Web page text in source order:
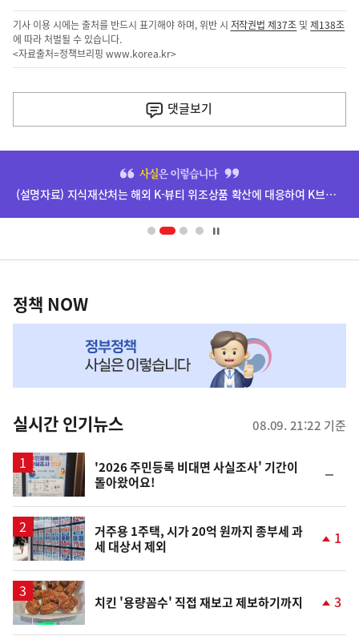
기사 이용 시에는 출처를 반드시 표기해야 하며, 위반 시 저작권법 제37조 및제138조
에 따라 처벌될 수 있습니다.
<자료출처=정책브리핑 www.korea.kr>
다
음
기
사
댓글보기
배
영
(설명자료) 지식재산처는 해외 K-뷰티 위조상품 확산에 대응하여 K브랜드 정부인증, 유통차단, 국제공조까지 K-브랜드 보호를 강화하고 있습니다.
책
NOW,
뉴
스
정책 NOW
실시간 인기뉴스 08.09. 21:22 기준
'2026 주민등록 비대면 사실조사' 기간이
돌아왔어요!
일
거주용 1주택, 시가 20억 원까지 종부세 과
세 대상서 제외
1
치킨 '용량꼼수' 직접 재보고 제보하기까지 3